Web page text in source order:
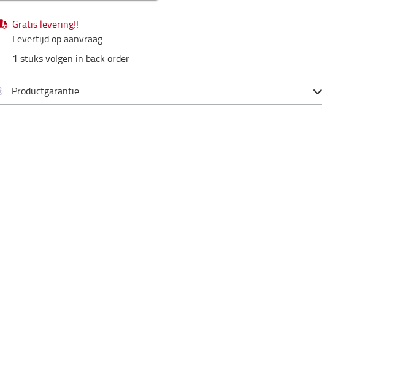
Gratis levering!!
Levertijd op aanvraag.
1 stuks volgen in back order
Productgarantie